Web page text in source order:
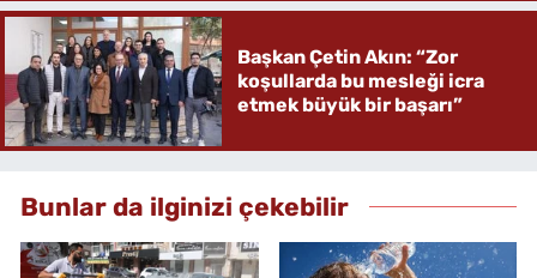
Başkan Çetin Akın: “Zor
koşullarda bu mesleği icra
etmek büyük bir başarı”
Bunlar da ilginizi çekebilir